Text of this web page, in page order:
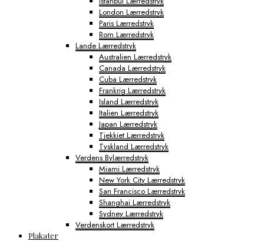
London Lærredstryk
Paris Lærredstryk
Rom Lærredstryk
Lande Lærredstryk
Australien Lærredstryk
Canada Lærredstryk
Cuba Lærredstryk
Frankrig Lærredstryk
Island Lærredstryk
Italien Lærredstryk
Japan Lærredstryk
Tjekkiet Lærredstryk
Tyskland Lærredstryk
Verdens Bylærredstryk
Miami Lærredstryk
New York City Lærredstryk
San Francisco Lærredstryk
Shanghai Lærredstryk
Sydney Lærredstryk
Verdenskort Lærredstryk
Plakater